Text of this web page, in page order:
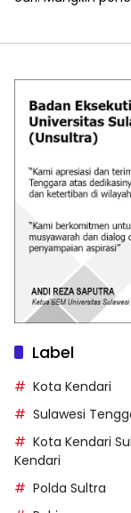
Label
Kota Kendari
Sulawesi
Kota Kendari
Kendari
Polda Sultra